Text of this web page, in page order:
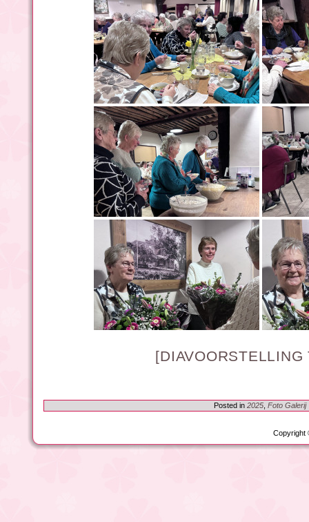
[DIAVOORSTELLING
Posted in 2025 Foto Galerij
Copyright